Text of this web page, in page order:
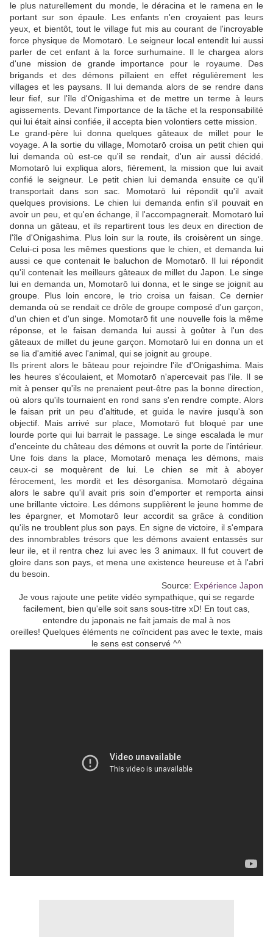
le plus naturellement du monde, le déracina et le ramena en le
portant sur son épaule. Les enfants n'en croyaient pas leurs
yeux, et bientôt, tout le village fut mis au courant de l'incroyable
force physique de Momotarō. Le seigneur local entendit lui aussi
parler de cet enfant à la force surhumaine. Il le chargea alors
d'une mission de grande importance pour le royaume. Des
brigands et des démons pillaient en effet régulièrement les
villages et les paysans. Il lui demanda alors de se rendre dans
leur fief, sur l'île d'Onigashima et de mettre un terme à leurs
agissements. Devant l'importance de la tâche et la responsabilité
qui lui était ainsi confiée, il accepta bien volontiers cette mission.
Le grand-père lui donna quelques gâteaux de millet pour le
voyage. A la sortie du village, Momotarō croisa un petit chien qui
lui demanda où est-ce qu'il se rendait, d'un air aussi décidé.
Momotarō lui expliqua alors, fièrement, la mission que lui avait
confié le seigneur. Le petit chien lui demanda ensuite ce qu'il
transportait dans son sac. Momotarō lui répondit qu'il avait
quelques provisions. Le chien lui demanda enfin s'il pouvait en
avoir un peu, et qu'en échange, il l'accompagnerait. Momotarō lui
donna un gâteau, et ils repartirent tous les deux en direction de
l'île d'Onigashima. Plus loin sur la route, ils croisèrent un singe.
Celui-ci posa les mêmes questions que le chien, et demanda lui
aussi ce que contenait le baluchon de Momotarō. Il lui répondit
qu'il contenait les meilleurs gâteaux de millet du Japon. Le singe
lui en demanda un, Momotarō lui donna, et le singe se joignit au
groupe. Plus loin encore, le trio croisa un faisan. Ce dernier
demanda où se rendait ce drôle de groupe composé d'un garçon,
d'un chien et d'un singe. Momotarō fit une nouvelle fois la même
réponse, et le faisan demanda lui aussi à goûter à l'un des
gâteaux de millet du jeune garçon. Momotarō lui en donna un et
se lia d'amitié avec l'animal, qui se joignit au groupe.
Ils prirent alors le bâteau pour rejoindre l'ile d'Onigashima. Mais
les heures s'écoulaient, et Momotarō n'apercevait pas l'ile. Il se
mit à penser qu'ils ne prenaient peut-être pas la bonne direction,
où alors qu'ils tournaient en rond sans s'en rendre compte. Alors
le faisan prit un peu d'altitude, et guida le navire jusqu'à son
objectif. Mais arrivé sur place, Momotarō fut bloqué par une
lourde porte qui lui barrait le passage. Le singe escalada le mur
d'enceinte du château des démons et ouvrit la porte de l'intérieur.
Une fois dans la place, Momotarō menaça les démons, mais
ceux-ci se moquèrent de lui. Le chien se mit à aboyer
férocement, les mordit et les désorganisa. Momotarō dégaina
alors le sabre qu'il avait pris soin d'emporter et remporta ainsi
une brillante victoire. Les démons supplièrent le jeune homme de
les épargner, et Momotarō leur accordit sa grâce à condition
qu'ils ne troublent plus son pays. En signe de victoire, il s'empara
des innombrables trésors que les démons avaient entassés sur
leur ile, et il rentra chez lui avec les 3 animaux. Il fut couvert de
gloire dans son pays, et mena une existence heureuse et à l'abri
du besoin.
Source: Expérience Japon
Je vous rajoute une petite vidéo sympathique, qui se regarde
facilement, bien qu'elle soit sans sous-titre xD! En tout cas,
entendre du japonais ne fait jamais de mal à nos
oreilles! Quelques éléments ne coïncident pas avec le texte, mais
le sens est conservé ^^